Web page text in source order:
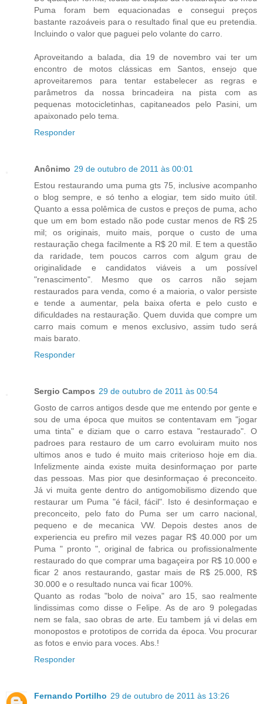
Puma foram bem equacionadas e consegui preços
bastante razoáveis para o resultado final que eu pretendia.
Incluindo o valor que paguei pelo volante do carro.
Aproveitando a balada, dia 19 de novembro vai ter um
encontro de motos clássicas em Santos, ensejo que
aproveitaremos para tentar estabelecer as regras e
parâmetros da nossa brincadeira na pista com as
pequenas motocicletinhas, capitaneados pelo Pasini, um
apaixonado pelo tema.
Responder
Anônimo 29 de outubro de 2011 às 00:01
Estou restaurando uma puma gts 75, inclusive acompanho
o blog sempre, e só tenho a elogiar, tem sido muito útil.
Quanto a essa polêmica de custos e preços de puma, acho
que um em bom estado não pode custar menos de R$ 25
mil; os originais, muito mais, porque o custo de uma
restauração chega facilmente a R$ 20 mil. E tem a questão
da raridade, tem poucos carros com algum grau de
originalidade e candidatos viáveis a um possível
"renascimento". Mesmo que os carros não sejam
restaurados para venda, como é a maioria, o valor persiste
e tende a aumentar, pela baixa oferta e pelo custo e
dificuldades na restauração. Quem duvida que compre um
carro mais comum e menos exclusivo, assim tudo será
mais barato.
Responder
Sergio Campos 29 de outubro de 2011 às 00:54
Gosto de carros antigos desde que me entendo por gente e
sou de uma época que muitos se contentavam em "jogar
uma tinta" e diziam que o carro estava "restaurado". O
padroes para restauro de um carro evoluiram muito nos
ultimos anos e tudo é muito mais criterioso hoje em dia.
Infelizmente ainda existe muita desinformaçao por parte
das pessoas. Mas pior que desinformaçao é preconceito.
Já vi muita gente dentro do antigomobilismo dizendo que
restaurar um Puma "é fácil, fácil". Isto é desinformaçao e
preconceito, pelo fato do Puma ser um carro nacional,
pequeno e de mecanica VW. Depois destes anos de
experiencia eu prefiro mil vezes pagar R$ 40.000 por um
Puma " pronto ", original de fabrica ou profissionalmente
restaurado do que comprar uma bagaçeira por R$ 10.000 e
ficar 2 anos restaurando, gastar mais de R$ 25.000, R$
30.000 e o resultado nunca vai ficar 100%.
Quanto as rodas "bolo de noiva" aro 15, sao realmente
lindissimas como disse o Felipe. As de aro 9 polegadas
nem se fala, sao obras de arte. Eu tambem já vi delas em
monopostos e prototipos de corrida da época. Vou procurar
as fotos e envio para voces. Abs.!
Responder
Fernando Portilho 29 de outubro de 2011 às 13:26